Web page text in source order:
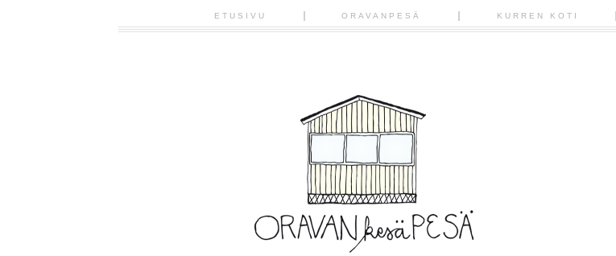
ETUSIVU ORAVANPESÄ KURREN KOTI